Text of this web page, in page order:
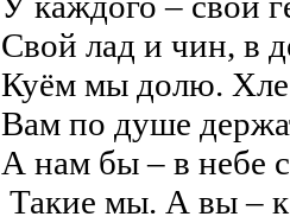
Свой лад и чин, в
Куём мы долю.
Вам по душе
А нам бы – в небе
Такие мы. А вы –